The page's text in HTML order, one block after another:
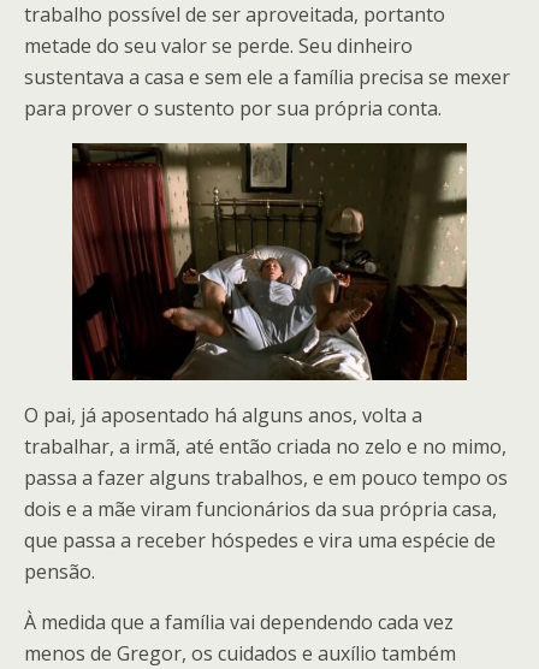
trabalho possível de ser aproveitada, portanto
metade do seu valor se perde. Seu dinheiro
sustentava a casa e sem ele a família precisa se mexer
para prover o sustento por sua própria conta.
O pai, já aposentado há alguns anos, volta a
trabalhar, a irmã, até então criada no zelo e no mimo,
passa a fazer alguns trabalhos, e em pouco tempo os
dois e a mãe viram funcionários da sua própria casa,
que passa a receber hóspedes e vira uma espécie de
pensão.
À medida que a família vai dependendo cada vez
menos de Gregor, os cuidados e auxílio também